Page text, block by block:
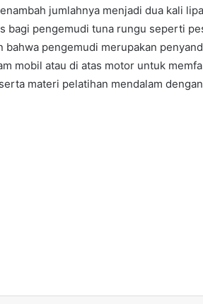
jumlahnya menjadi dua kali
bagi pengemudi tuna rungu seperti
pengemudi merupakan
mobil atau di atas motor untuk
materi pelatihan mendalam